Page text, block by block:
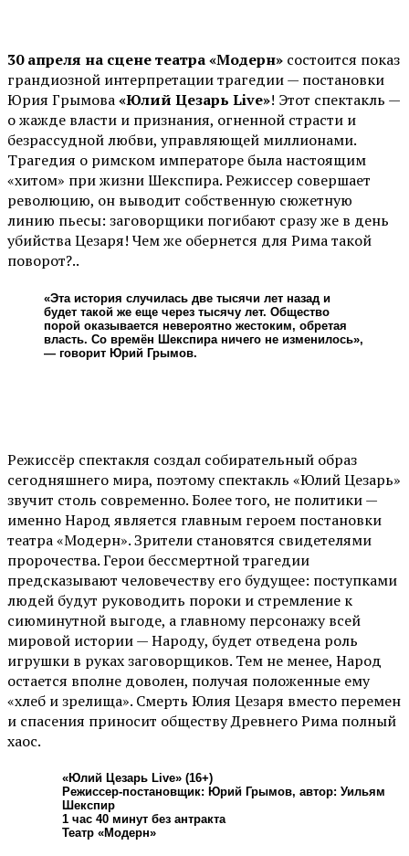
30 апреля на сцене театра «Модерн» состоится показ
грандиозной интерпретации трагедии — постановки
Юрия Грымова«Юлий Цезарь Live»! Этот спектакль —
о жажде власти и признания, огненной страсти и
безрассудной любви, управляющей миллионами.
Трагедия о римском императоре была настоящим
«хитом» при жизни Шекспира. Режиссер совершает
революцию, он выводит собственную сюжетную
линию пьесы: заговорщики погибают сразу же в день
убийства Цезаря! Чем же обернется для Рима такой
поворот?..
«Эта история случилась две тысячи лет назад и
будет такой же еще через тысячу лет. Общество
порой оказывается невероятно жестоким, обретая
власть. Со времён Шекспира ничего не изменилось»,
— говорит Юрий Грымов.
Режиссёр спектакля создал собирательный образ
сегодняшнего мира, поэтому спектакль «Юлий Цезарь»
звучит столь современно. Более того, не политики —
именно Народ является главным героем постановки
театра «Модерн». Зрители становятся свидетелями
пророчества. Герои бессмертной трагедии
предсказывают человечеству его будущее: поступками
людей будут руководить пороки и стремление к
сиюминутной выгоде, а главному персонажу всей
мировой истории — Народу, будет отведена роль
игрушки в руках заговорщиков. Тем не менее, Народ
остается вполне доволен, получая положенные ему
«хлеб и зрелища». Смерть Юлия Цезаря вместо перемен
и спасения приносит обществу Древнего Рима полный
хаос.
«Юлий Цезарь Live» (16+)
Режиссер-постановщик: Юрий Грымов, автор: Уильям
Шекспир
1 час 40 минут без антракта
Театр «Модерн»